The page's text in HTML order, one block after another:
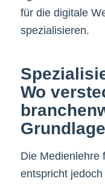
für die digitale
spezialisieren.
Wo
Die Medienlehre
entspricht